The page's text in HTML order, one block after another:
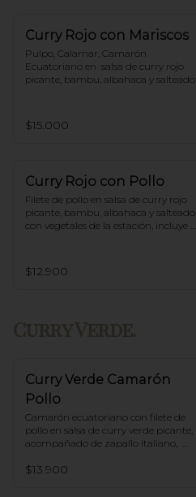
Curry Rojo con Mariscos
Pulpo, Calamar, Camarón
Ecuatoriano en  salsa de curry rojo
picante, bambu, albahaca y salteado
$15.000
Curry Rojo con Pollo
Filete de pollo en salsa de curry rojo
picante, bambu, albahaca y salteado
con vegetales de la estación, incluye
$12.900
Curry Verde.
Curry Verde Camarón
Pollo
Camarón ecuatoriano con filete de
pollo en salsa de curry verde picante,
acompañado de zapallo italiano,
arroz blanco.
$13.900